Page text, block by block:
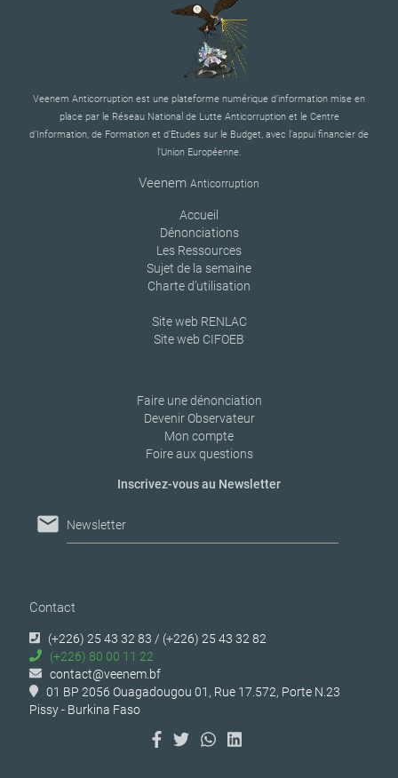
Veenem Anticorruption est une plateforme numérique d’information mise en
place par le Réseau National de Lutte Anticorruption et le Centre
d’Information, de Formation et d’Etudes sur le Budget, avec l’appui financier de
l’Union Européenne.
Veenem Anticorruption
Accueil
Dénonciations
Les Ressources
Sujet de la semaine
Charte d’utilisation
Site web RENLAC
Site web CIFOEB
Faire une dénonciation
Devenir Observateur
Mon compte
Foire aux questions
Inscrivez-vous au Newsletter
mail Newsletter
Contact
(+226) 25 43 32 83 / (+226) 25 43 32 82
(+226) 80 00 11 22
contact@veenem.bf
01 BP 2056 Ouagadougou 01, Rue 17.572, Porte N.23
Pissy - Burkina Faso